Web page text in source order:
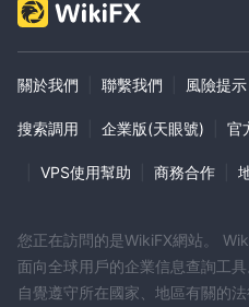
關於我們 聯繫我們 風險提示
搜索調用 企業版(天眼號) 官
VPS使用幫助 商務合作
您正在訪問的是WikiFX網站。
面向全球用戶的企業信息查詢工
自覺遵守所在國家、地區有關的法